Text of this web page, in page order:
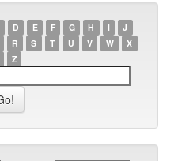
D E F G H I
J
R S T U V W
X
Z